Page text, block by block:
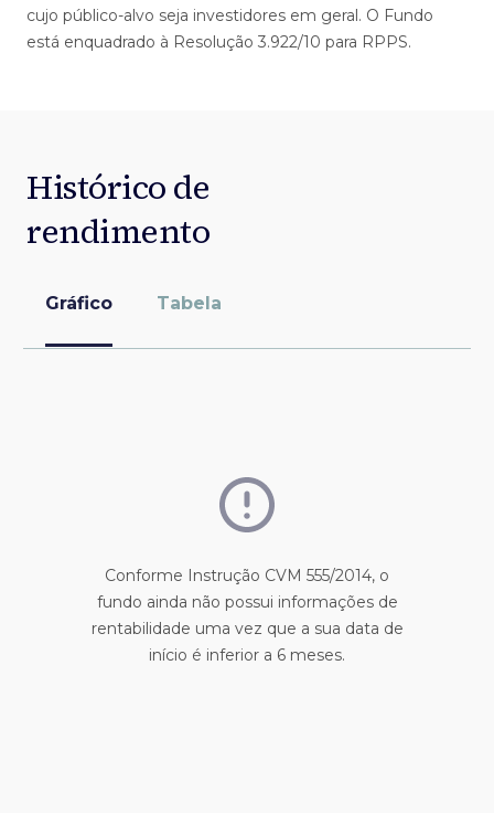
cujo público-alvo seja investidores em geral. O Fundo
está enquadrado à Resolução 3.922/10 para RPPS.
Histórico de
rendimento
Gráfico Tabela
Conforme Instrução CVM 555/2014, o
fundo ainda não possui informações de
rentabilidade uma vez que a sua data de
início é inferior a 6 meses.